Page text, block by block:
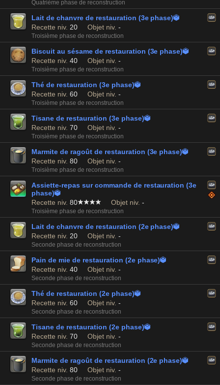
Quatrième phase de reconstruction
Lait de chanvre de restauration (3e phase)
Recette niv. 20 Objet niv. -
Troisième phase de reconstruction
Biscuit au sésame de restauration (3e phase)
Recette niv. 40 Objet niv. -
Troisième phase de reconstruction
Thé de restauration (3e phase)
Recette niv. 60 Objet niv. -
Troisième phase de reconstruction
Tisane de restauration (3e phase)
Recette niv. 70 Objet niv. -
Troisième phase de reconstruction
Marmite de ragoût de restauration (3e phase)
Recette niv. 80 Objet niv. -
Troisième phase de reconstruction
Assiette-repas sur commande de restauration (3e
phase)
Recette niv. 80 Objet niv. -
Troisième phase de reconstruction
Lait de chanvre de restauration (2e phase)
Recette niv. 20 Objet niv. -
Seconde phase de reconstruction
Pain de mie de restauration (2e phase)
Recette niv. 40 Objet niv. -
Seconde phase de reconstruction
Thé de restauration (2e phase)
Recette niv. 60 Objet niv. -
Seconde phase de reconstruction
Tisane de restauration (2e phase)
Recette niv. 70 Objet niv. -
Seconde phase de reconstruction
Marmite de ragoût de restauration (2e phase)
Recette niv. 80 Objet niv. -
Seconde phase de reconstruction